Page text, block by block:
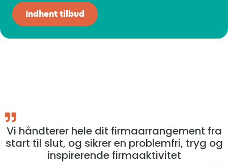
Indhent tilbud
Vi håndterer hele dit firmaarrangement fra
start til slut, og sikrer en problemfri, tryg og
inspirerende firmaaktivitet